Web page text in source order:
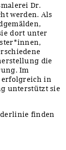
Dr.
werden. Als
dort unter
die
Im
erfolgreich in
unterstützt sie
finden